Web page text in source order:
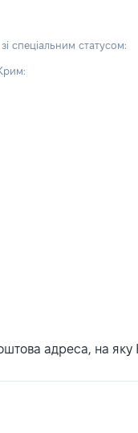
спеціальним статусом:
адреса, на яку